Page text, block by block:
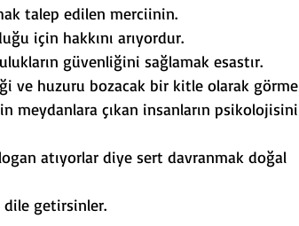
talep edilen merciinin.
için hakkını arıyordur.
güvenliğini sağlamak esastır.
ve huzuru bozacak bir kitle olarak görme
meydanlara çıkan insanların psikolojisini
atıyorlar diye sert davranmak doğal
dile getirsinler.